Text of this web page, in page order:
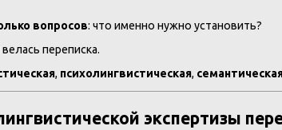
вопросов: что именно нужно установить?
переписка.
, психолингвистическая,
экспертизы